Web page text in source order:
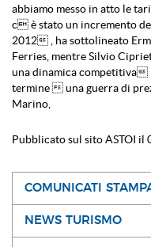
abbiamo messo in atto le
c è stato un incremento
2012 , ha sottolineato
Ferries, mentre Silvio
una dinamica competitiva
termine  una guerra di
Marino,
Pubblicato sul sito ASTOI il
COMUNICATI
NEWS TURISMO